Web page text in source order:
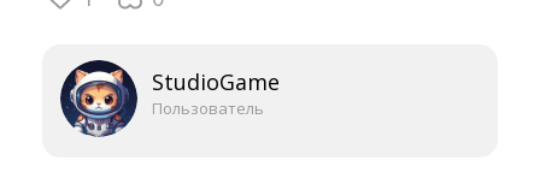
StudioGame
Пользователь